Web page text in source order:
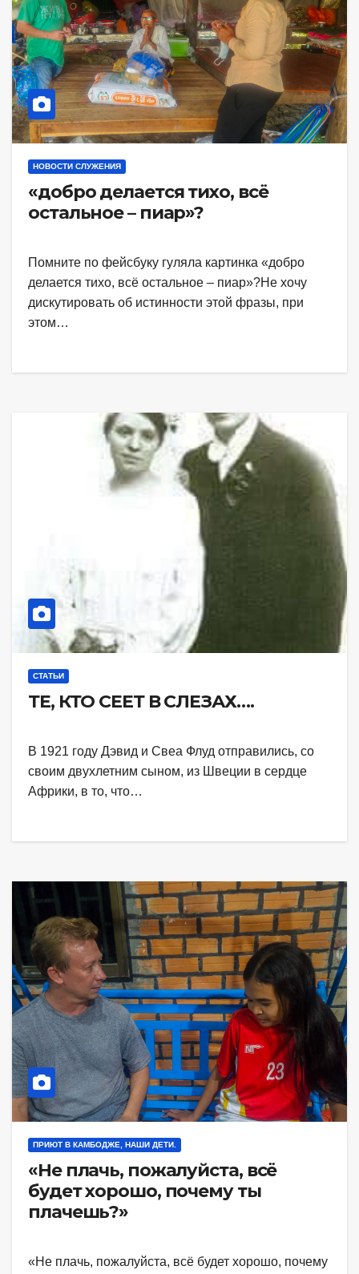
НОВОСТИ СЛУЖЕНИЯ
«добро делается тихо, всё
остальное – пиар»?
Помните по фейсбуку гуляла картинка «добро
делается тихо, всё остальное – пиар»?Не хочу
дискутировать об истинности этой фразы, при
этом…
СТАТЬИ
ТЕ, КТО СЕЕТ В СЛЕЗАХ….
В 1921 году Дэвид и Свеа Флуд отправились, со
своим двухлетним сыном, из Швеции в сердце
Африки, в то, что…
ПРИЮТ В КАМБОДЖЕ, НАШИ ДЕТИ.
«Не плачь, пожалуйста, всё
будет хорошо, почему ты
плачешь?»
«Не плачь, пожалуйста, всё будет хорошо, почему